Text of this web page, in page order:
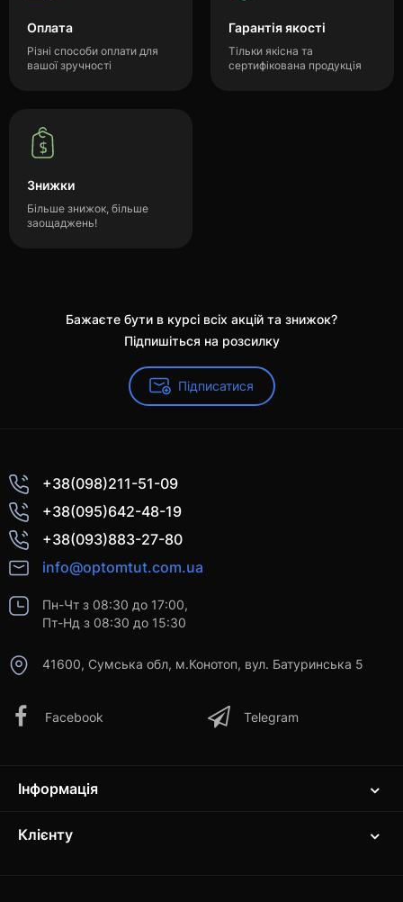
Оплата
Різні способи оплати для
вашої зручності
Гарантія якості
Тільки якісна та
сертифікована продукція
Знижки
Більше знижок, більше
заощаджень!
Бажаєте бути в курсі всіх акцій та знижок?
Підпишіться на розсилку
Підписатися
+38(098)211-51-09
+38(095)642-48-19
+38(093)883-27-80
info@optomtut.com.ua
Пн-Чт з 08:30 до 17:00,
Пт-Нд з 08:30 до 15:30
41600, Сумська обл, м.Конотоп, вул. Батуринська 5
Facebook Telegram
Інформація
Клієнту